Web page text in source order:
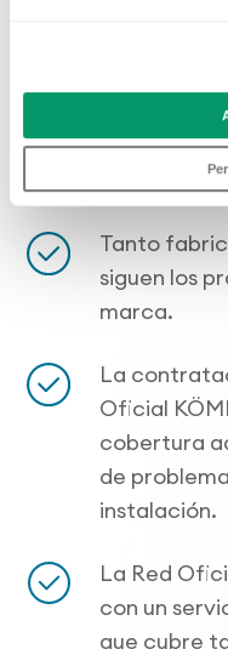
oficiales
normas y
Tanto
siguen los
marca.
La
Oficial
cobertura
de
instalación.
La Red
con un
que cubre